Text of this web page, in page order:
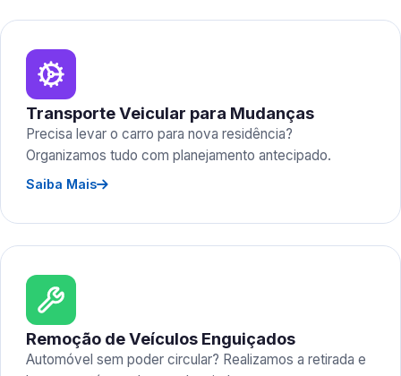
Transporte Veicular para Mudanças
Precisa levar o carro para nova residência?
Organizamos tudo com planejamento antecipado.
Saiba Mais
Remoção de Veículos Enguiçados
Automóvel sem poder circular? Realizamos a retirada e